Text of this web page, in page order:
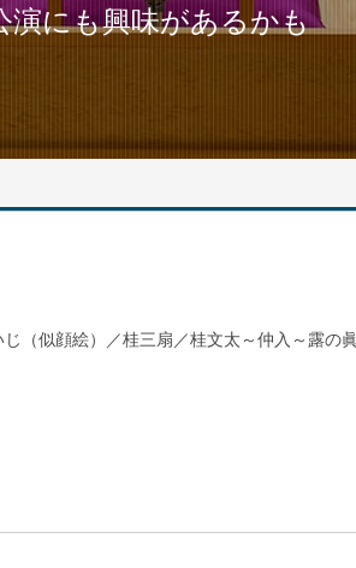
演にも興味があるかも
（似顔絵）／桂三扇／桂文太～仲入～露の